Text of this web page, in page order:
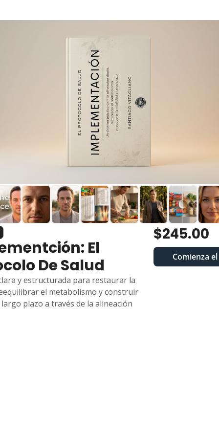
El
De Salud
y estructurada para restaurar la
el metabolismo y construir
plazo a través de la alineación
$245.00
Comienza